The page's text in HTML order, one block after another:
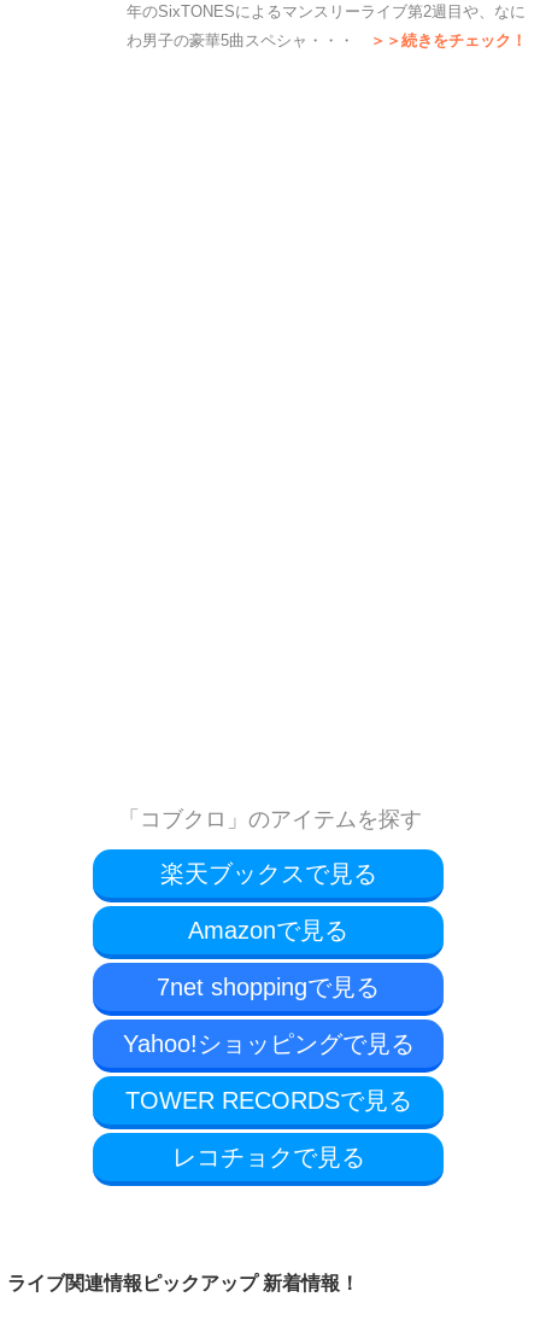
年のSixTONESによるマンスリーライブ第2週目や、なに
わ男子の豪華5曲スペシャ・・・
＞＞続きをチェック！
「コブクロ」のアイテムを探す
楽天ブックスで見る
Amazonで見る
7net shoppingで見る
Yahoo!ショッピングで見る
TOWER RECORDSで見る
レコチョクで見る
ライブ関連情報ピックアップ 新着情報！